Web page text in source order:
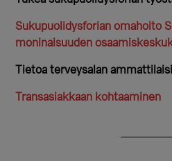
Sukupuolidysforian omahoito
moninaisuuden
Tietoa terveysalan
Transasiakkaan kohtaaminen